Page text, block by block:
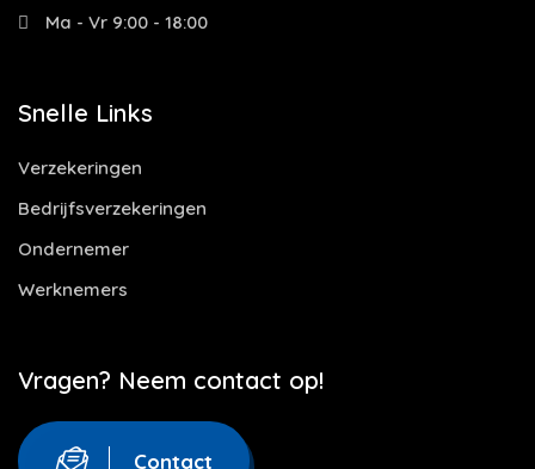
Ma - Vr 9:00 - 18:00
Snelle Links
Verzekeringen
Bedrijfsverzekeringen
Ondernemer
Werknemers
Vragen? Neem contact op!
Contact